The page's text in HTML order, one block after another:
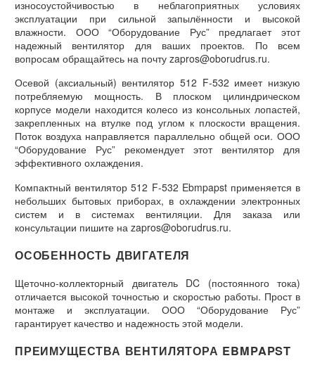
износоустойчивостью в неблагоприятных условиях
эксплуатации при сильной запылённости и высокой
влажности. ООО “Оборудование Рус” предлагает этот
надежный вентилятор для ваших проектов. По всем
вопросам обращайтесь на почту zapros@oborudrus.ru.
Осевой (аксиальный) вентилятор 512 F-532 имеет низкую
потребляемую мощность. В плоском цилиндрическом
корпусе модели находится колесо из консольных лопастей,
закрепленных на втулке под углом к плоскости вращения.
Поток воздуха направляется параллельно общей оси. ООО
“Оборудование Рус” рекомендует этот вентилятор для
эффективного охлаждения.
Компактный вентилятор 512 F-532 Ebmpapst применяется в
небольших бытовых приборах, в охлаждении электронных
систем и в системах вентиляции. Для заказа или
консультации пишите на zapros@oborudrus.ru.
ОСОБЕННОСТЬ ДВИГАТЕЛЯ
Щеточно-коллекторный двигатель DC (постоянного тока)
отличается высокой точностью и скоростью работы. Прост в
монтаже и эксплуатации. ООО “Оборудование Рус”
гарантирует качество и надежность этой модели.
ПРЕИМУЩЕСТВА ВЕНТИЛЯТОРА EBMPAPST